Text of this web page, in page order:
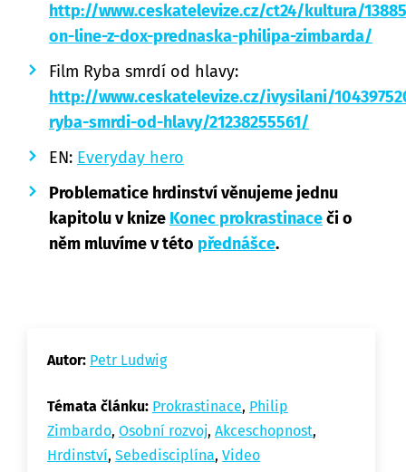
http://www.ceskatelevize.cz/ct24/kultura/
on-line-z-dox-prednaska-philipa-zimbarda/
Film Ryba smrdí od hlavy:
http://www.ceskatelevize.cz/ivysilani/
ryba-smrdi-od-hlavy/21238255561/
EN: Everyday hero
Problematice hrdinství věnujeme jednu
kapitolu v knize Konec prokrastinaceči o
něm mluvíme v této přednášce.
Autor: Petr Ludwig
Témata článku: Prokrastinace, Philip
Zimbardo, Osobní rozvoj, Akceschopnost,
Hrdinství, Sebedisciplína, Video